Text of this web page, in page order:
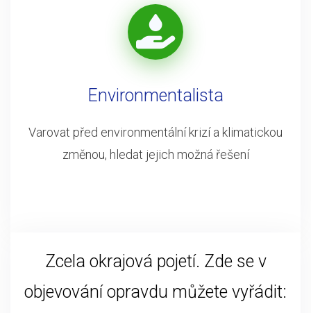
Environmentalista
Varovat před environmentální krizí a klimatickou
změnou, hledat jejich možná řešení
Zcela okrajová pojetí. Zde se v
objevování opravdu můžete vyřádit: